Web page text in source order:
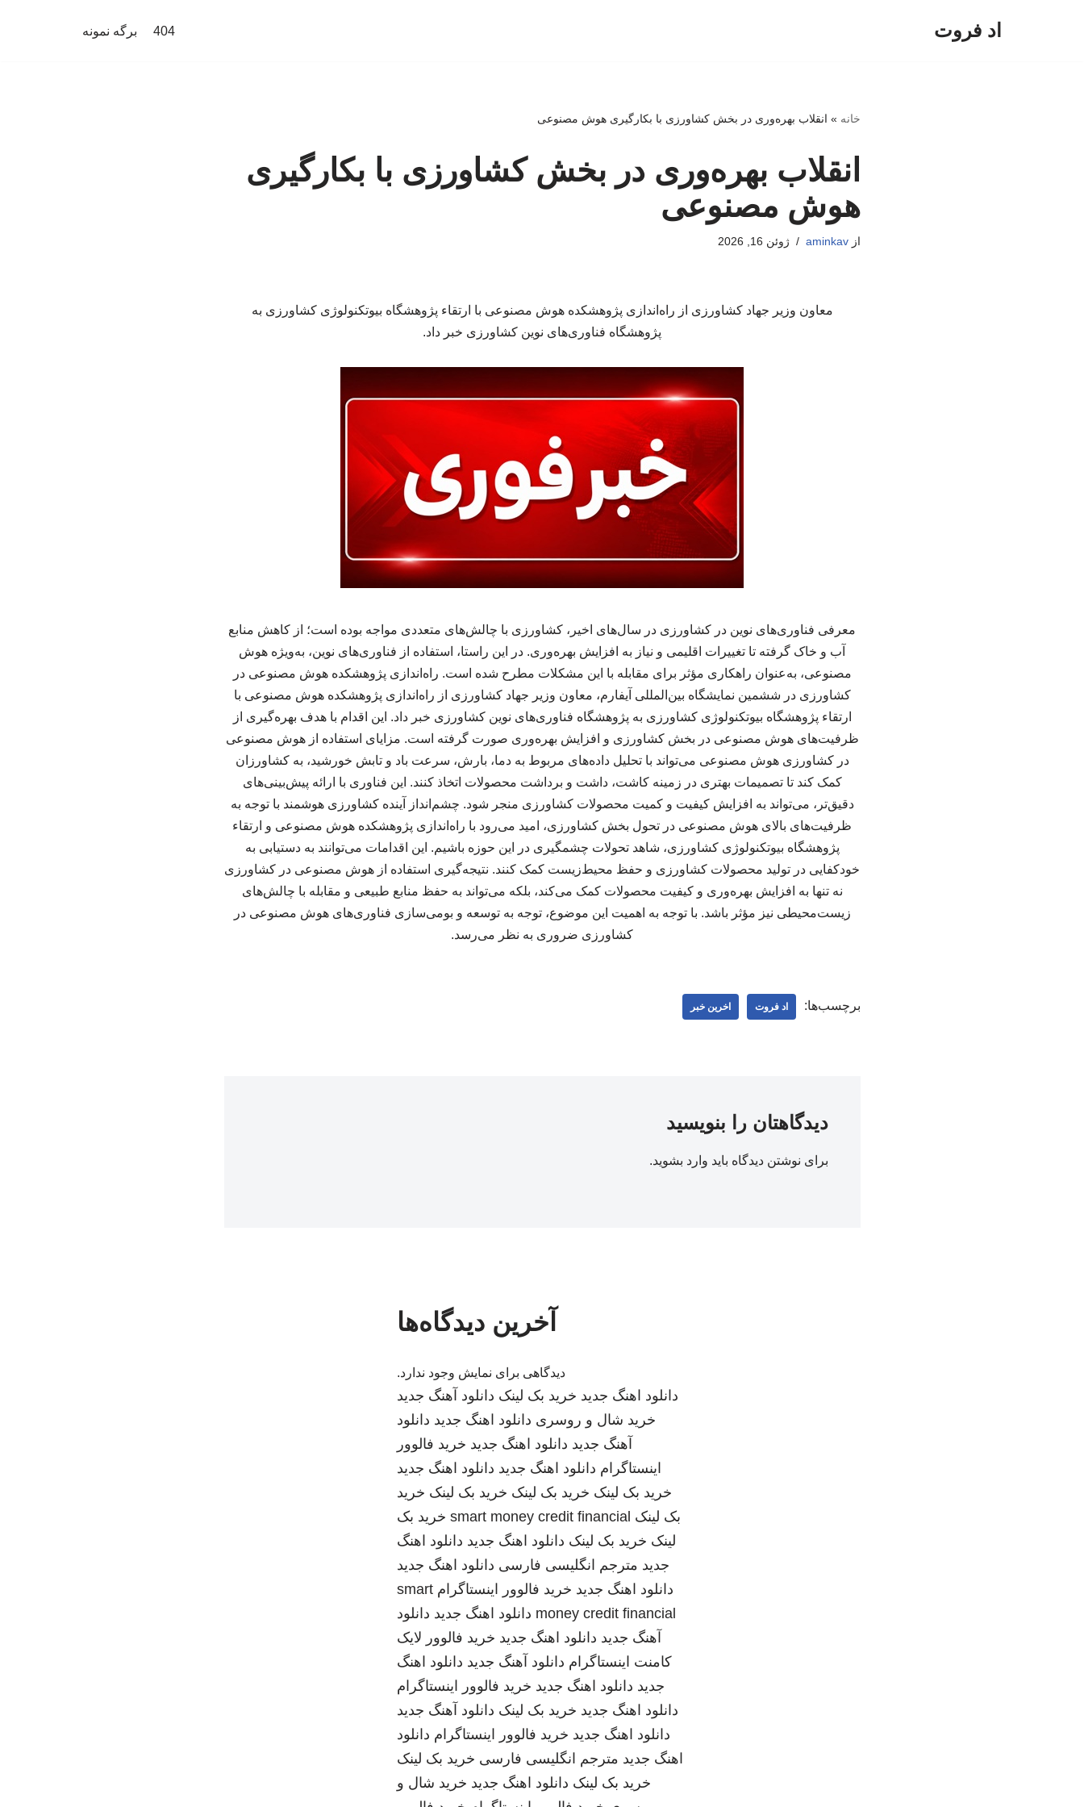
اد فروت 404 برگه نمونه
خانه » انقلاب بهره‌وری در بخش کشاورزی با بکارگیری هوش مصنوعی
انقلاب بهره‌وری در بخش کشاورزی با بکارگیری
هوش مصنوعی
ازaminkav ژوئن 16, 2026
معاون وزیر جهاد کشاورزی از راه‌اندازی پژوهشکده هوش مصنوعی با ارتقاء پژوهشگاه بیوتکنولوژی کشاورزی به
پژوهشگاه فناوری‌های نوین کشاورزی خبر داد.
معرفی فناوری‌های نوین در کشاورزی در سال‌های اخیر، کشاورزی با چالش‌های متعددی مواجه بوده است؛ از کاهش منابع
آب و خاک گرفته تا تغییرات اقلیمی و نیاز به افزایش بهره‌وری. در این راستا، استفاده از فناوری‌های نوین، به‌ویژه هوش
مصنوعی، به‌عنوان راهکاری مؤثر برای مقابله با این مشکلات مطرح شده است. راه‌اندازی پژوهشکده هوش مصنوعی در
کشاورزی در ششمین نمایشگاه بین‌المللی آیفارم، معاون وزیر جهاد کشاورزی از راه‌اندازی پژوهشکده هوش مصنوعی با
ارتقاء پژوهشگاه بیوتکنولوژی کشاورزی به پژوهشگاه فناوری‌های نوین کشاورزی خبر داد. این اقدام با هدف بهره‌گیری از
ظرفیت‌های هوش مصنوعی در بخش کشاورزی و افزایش بهره‌وری صورت گرفته است. مزایای استفاده از هوش مصنوعی
در کشاورزی هوش مصنوعی می‌تواند با تحلیل داده‌های مربوط به دما، بارش، سرعت باد و تابش خورشید، به کشاورزان
کمک کند تا تصمیمات بهتری در زمینه کاشت، داشت و برداشت محصولات اتخاذ کنند. این فناوری با ارائه پیش‌بینی‌های
دقیق‌تر، می‌تواند به افزایش کیفیت و کمیت محصولات کشاورزی منجر شود. چشم‌انداز آینده کشاورزی هوشمند با توجه به
ظرفیت‌های بالای هوش مصنوعی در تحول بخش کشاورزی، امید می‌رود با راه‌اندازی پژوهشکده هوش مصنوعی و ارتقاء
پژوهشگاه بیوتکنولوژی کشاورزی، شاهد تحولات چشمگیری در این حوزه باشیم. این اقدامات می‌توانند به دستیابی به
خودکفایی در تولید محصولات کشاورزی و حفظ محیط‌زیست کمک کنند. نتیجه‌گیری استفاده از هوش مصنوعی در کشاورزی
نه تنها به افزایش بهره‌وری و کیفیت محصولات کمک می‌کند، بلکه می‌تواند به حفظ منابع طبیعی و مقابله با چالش‌های
زیست‌محیطی نیز مؤثر باشد. با توجه به اهمیت این موضوع، توجه به توسعه و بومی‌سازی فناوری‌های هوش مصنوعی در
کشاورزی ضروری به نظر می‌رسد.
برچسب‌ها: اد فروت اخرین خبر
دیدگاهتان را بنویسید
برای نوشتن دیدگاه باید وارد بشوید.
آخرین دیدگاه‌ها
دیدگاهی برای نمایش وجود ندارد.
دانلود اهنگ جدید خرید بک لینک دانلود آهنگ جدید
خرید شال و روسری دانلود اهنگ جدید دانلود
آهنگ جدید دانلود اهنگ جدید خرید فالوور
اینستاگرام دانلود اهنگ جدید دانلود اهنگ جدید
خرید بک لینک خرید بک لینک خرید بک لینک خرید
بک لینک smart money credit financial خرید بک
لینک خرید بک لینک دانلود اهنگ جدید دانلود اهنگ
جدید مترجم انگلیسی فارسی دانلود اهنگ جدید
دانلود اهنگ جدید خرید فالوور اینستاگرام smart
money credit financial دانلود اهنگ جدید دانلود
آهنگ جدید دانلود اهنگ جدید خرید فالوور لایک
کامنت اینستاگرام دانلود آهنگ جدید دانلود اهنگ
جدید دانلود اهنگ جدید خرید فالوور اینستاگرام
دانلود اهنگ جدید خرید بک لینک دانلود آهنگ جدید
دانلود اهنگ جدید خرید فالوور اینستاگرام دانلود
اهنگ جدید مترجم انگلیسی فارسی خرید بک لینک
خرید بک لینک دانلود اهنگ جدید خرید شال و